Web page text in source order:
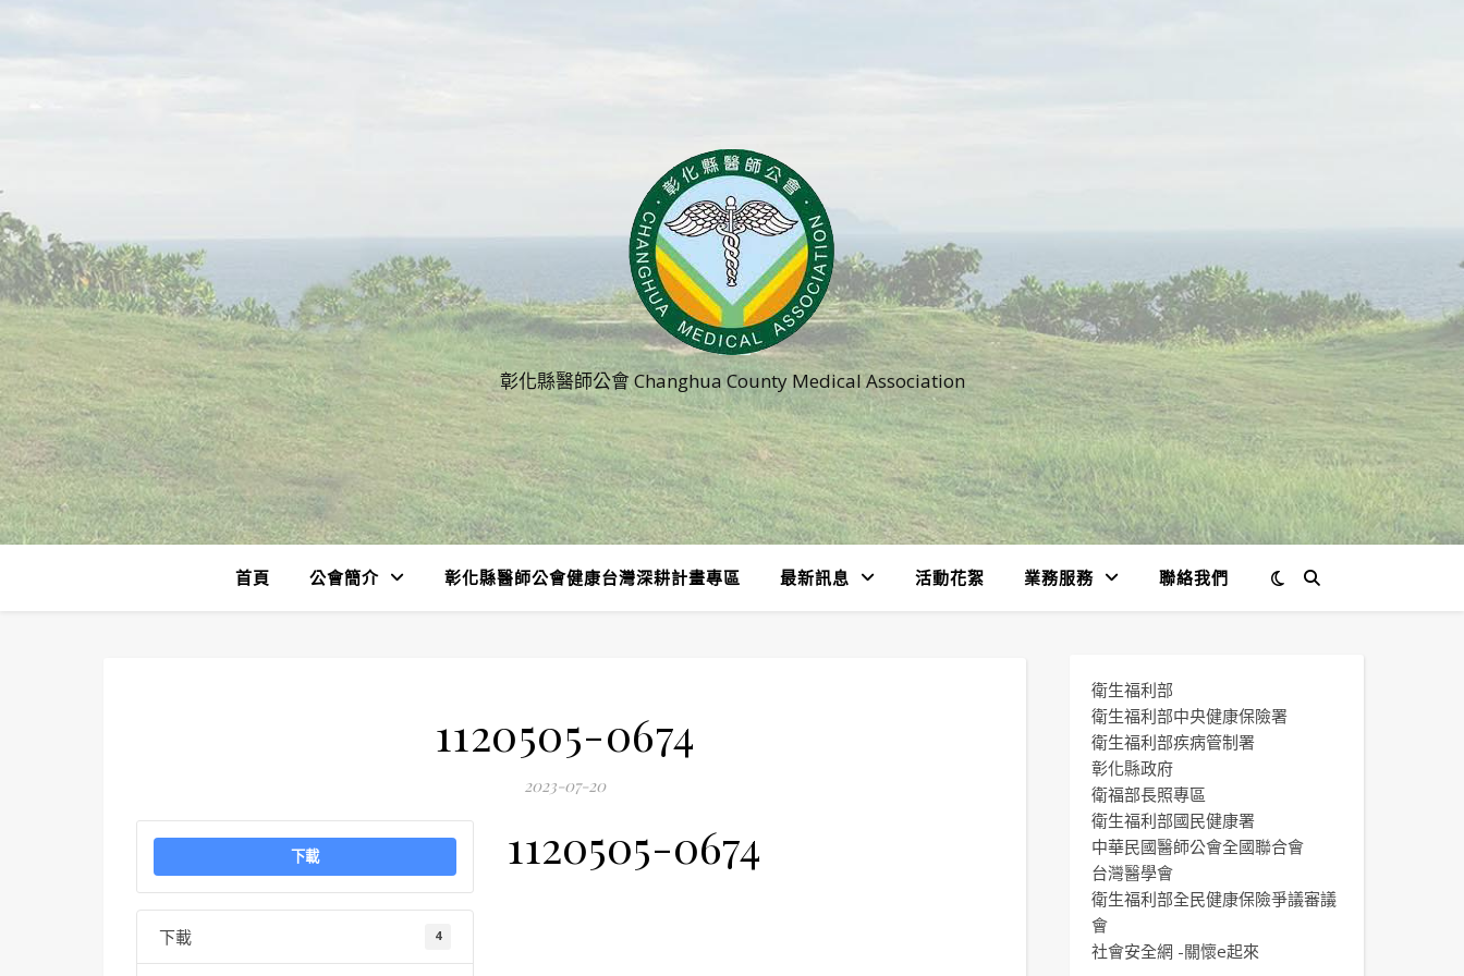
彰化縣醫師公會 Changhua County Medical Association
首頁 公會簡介 彰化縣醫師公會健康台灣深耕計畫專區 最新訊息 活動花絮 業務服務 聯絡我們
1120505-0674
2023-07-20
下載
下載 4
1120505-0674
衛生福利部
衛生福利部中央健康保險署
衛生福利部疾病管制署
彰化縣政府
衛福部長照專區
衛生福利部國民健康署
中華民國醫師公會全國聯合會
台灣醫學會
衛生福利部全民健康保險爭議審議
會
社會安全網 -關懷e起來